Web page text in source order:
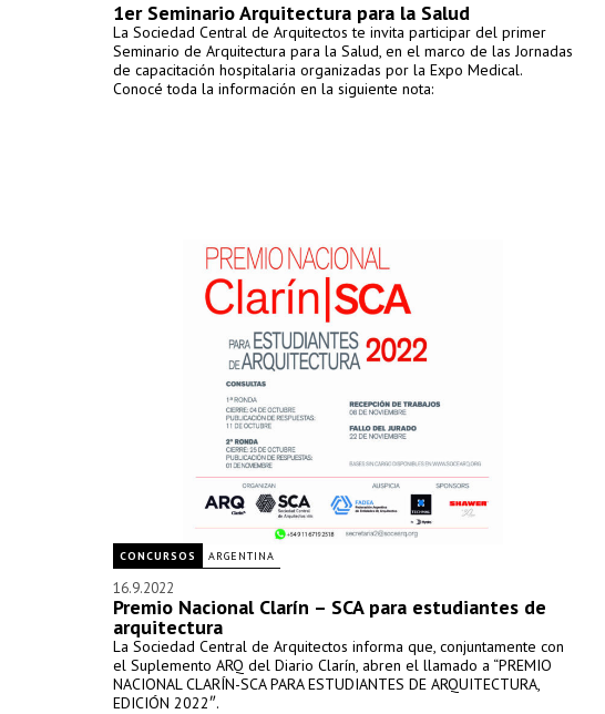
1er Seminario Arquitectura para la Salud
La Sociedad Central de Arquitectos te invita participar del primer
Seminario de Arquitectura para la Salud, en el marco de las Jornadas
de capacitación hospitalaria organizadas por la Expo Medical.
Conocé toda la información en la siguiente nota:
CONCURSOS ARGENTINA
16.9.2022
Premio Nacional Clarín – SCA para estudiantes de
arquitectura
La Sociedad Central de Arquitectos informa que, conjuntamente con
el Suplemento ARQ del Diario Clarín, abren el llamado a “PREMIO
NACIONAL CLARÍN-SCA PARA ESTUDIANTES DE ARQUITECTURA,
EDICIÓN 2022″.